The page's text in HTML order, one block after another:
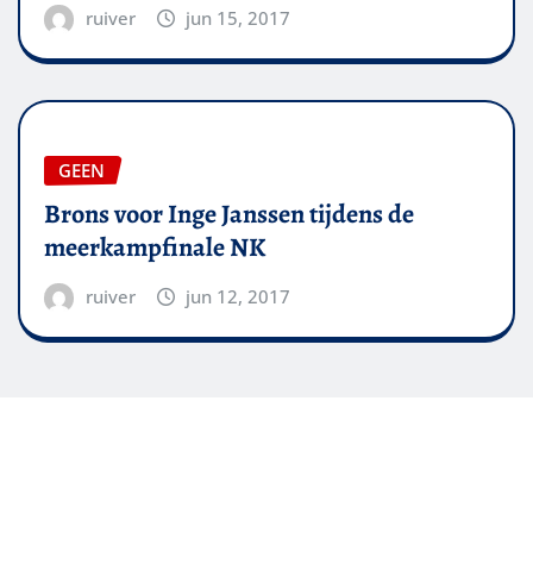
ruiver jun 15, 2017
GEEN
Brons voor Inge Janssen tijdens de
meerkampfinale NK
ruiver jun 12, 2017